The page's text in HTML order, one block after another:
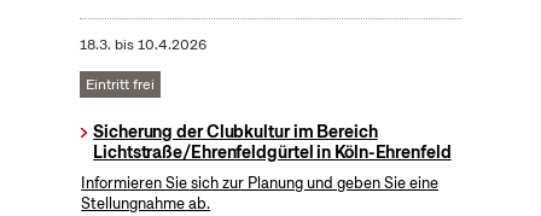
18.3. bis10.4.2026
Eintritt frei
Sicherung der Clubkultur im Bereich
Lichtstraße/Ehrenfeldgürtel in Köln-Ehrenfeld
Informieren Sie sich zur Planung und geben Sie eine
Stellungnahme ab.